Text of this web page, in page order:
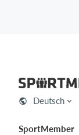
Deutsch
SportMember